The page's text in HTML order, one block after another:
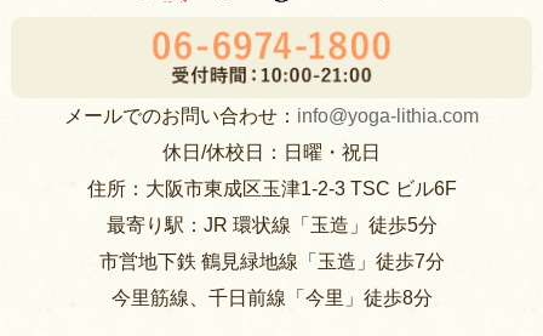
メールでのお問い合わせ： info@yoga-lithia.com
休日/休校日：日曜・祝日
住所：大阪市東成区玉津1-2-3 TSC ビル6F
最寄り駅：JR 環状線「玉造」徒歩5分
市営地下鉄 鶴見緑地線「玉造」徒歩7分
今里筋線、千日前線「今里」徒歩8分